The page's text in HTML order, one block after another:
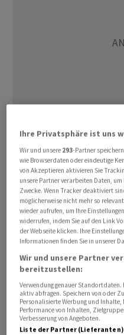
Trump forderte von
Moskau
Zuvor hatte US-
Zugeständnissen bei
des russischen
aufgefordert. Trump
Haus: «Russland will
muss in Bewegung
grosse Chance.» Damit
Druck auf Kiew vor einer
nach russischen Angaben
geplant ist. Selenskyj
Ihre Privatsphäre ist uns
Wir und unsere 293-Partner
wie Browserdaten oder eindeutige
von Akzeptieren aktivieren Sie
unsere Partner verarbeiten Daten,
Zwecke. Wenn Tracker deaktiviert
möglicherweise nicht mehr so
wieder aufrufen, um Ihre
widerrufen, indem Sie auf den Link
der Webseite klicken. Ihre
Informationen finden Sie in unserer
Wir und unsere Partner
bereitzustellen:
Verwendung genauer
aktiv abfragen. Speichern von oder
Personalisierte Werbung und Inhalte,
Performance von Inhalten,
Verbesserung von Angeboten.
Liste der Partner (Lieferanten)